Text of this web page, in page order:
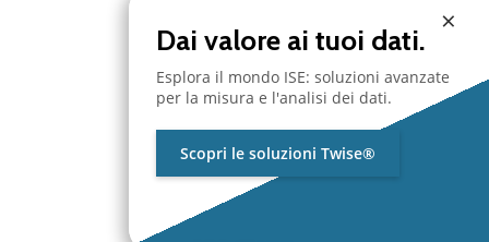
×
Dai valore ai tuoi dati.
Esplora il mondo ISE: soluzioni avanzate
per la misura e l'analisi dei dati.
Scopri le soluzioni Twise®